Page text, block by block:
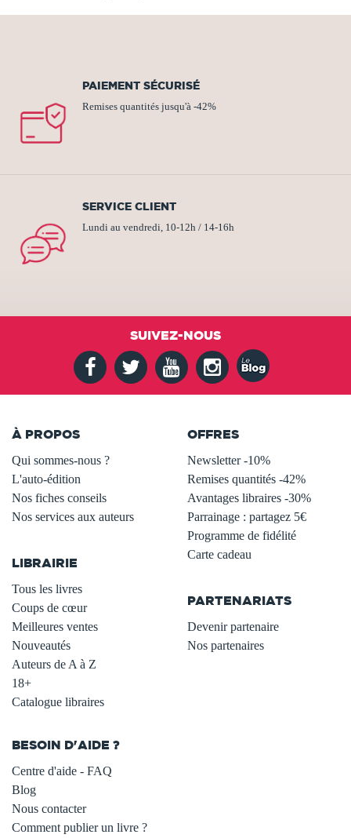
PAIEMENT SÉCURISÉ
Remises quantités jusqu'à -42%
SERVICE CLIENT
Lundi au vendredi, 10-12h / 14-16h
SUIVEZ-NOUS
À PROPOS
Qui sommes-nous ?
L'auto-édition
Nos fiches conseils
Nos services aux auteurs
LIBRAIRIE
Tous les livres
Coups de cœur
Meilleures ventes
Nouveautés
Auteurs de A à Z
18+
Catalogue libraires
OFFRES
Newsletter -10%
Remises quantités -42%
Avantages libraires -30%
Parrainage : partagez 5€
Programme de fidélité
Carte cadeau
PARTENARIATS
Devenir partenaire
Nos partenaires
BESOIN D'AIDE ?
Centre d'aide - FAQ
Blog
Nous contacter
Comment publier un livre ?